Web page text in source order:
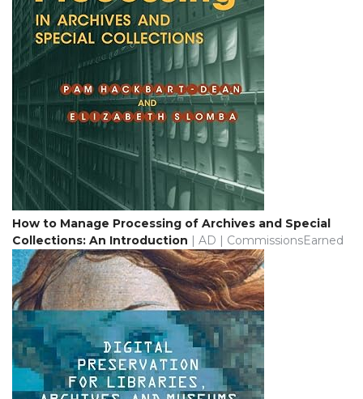
How to Manage Processing of Archives and Special
Collections: An Introduction | AD | CommissionsEarned